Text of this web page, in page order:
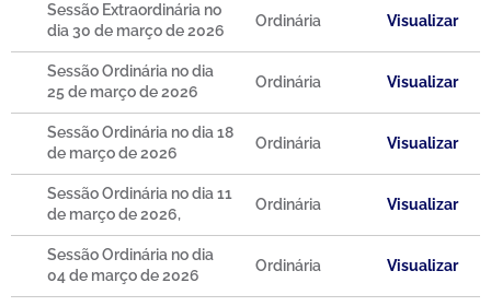
Sessão Extraordinária no
dia 30 de março de 2026
Ordinária Visualizar
Sessão Ordinária no dia
25 de março de 2026
Ordinária Visualizar
Sessão Ordinária no dia 18
de março de 2026
Ordinária Visualizar
Sessão Ordinária no dia 11
de março de 2026,
Ordinária Visualizar
Sessão Ordinária no dia
04 de março de 2026
Ordinária Visualizar